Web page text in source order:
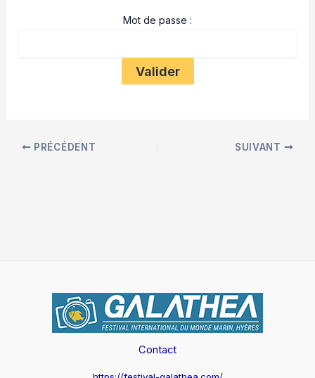
Mot de passe :
PRÉCÉDENT SUIVANT
Contact